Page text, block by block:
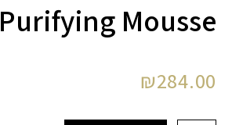
Purifying Mousse
₪284.00
כמות